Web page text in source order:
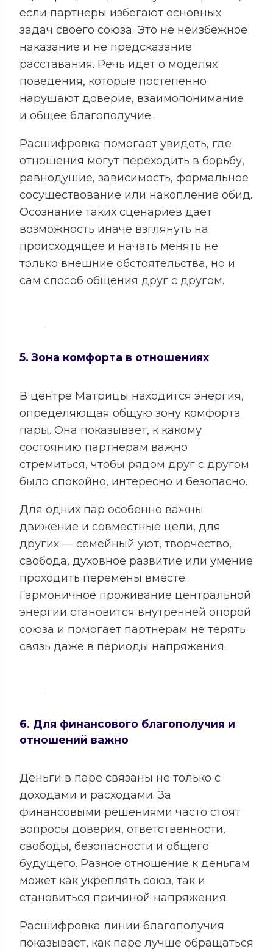
если партнеры избегают основных
задач своего союза. Это не неизбежное
наказание и не предсказание
расставания. Речь идет о моделях
поведения, которые постепенно
нарушают доверие, взаимопонимание
и общее благополучие.
Расшифровка помогает увидеть, где
отношения могут переходить в борьбу,
равнодушие, зависимость, формальное
сосуществование или накопление обид.
Осознание таких сценариев дает
возможность иначе взглянуть на
происходящее и начать менять не
только внешние обстоятельства, но и
сам способ общения друг с другом.
5. Зона комфорта в отношениях
В центре Матрицы находится энергия,
определяющая общую зону комфорта
пары. Она показывает, к какому
состоянию партнерам важно
стремиться, чтобы рядом друг с другом
было спокойно, интересно и безопасно.
Для одних пар особенно важны
движение и совместные цели, для
других — семейный уют, творчество,
свобода, духовное развитие или умение
проходить перемены вместе.
Гармоничное проживание центральной
энергии становится внутренней опорой
союза и помогает партнерам не терять
связь даже в периоды напряжения.
6. Для финансового благополучия и
отношений важно
Деньги в паре связаны не только с
доходами и расходами. За
финансовыми решениями часто стоят
вопросы доверия, ответственности,
свободы, безопасности и общего
будущего. Разное отношение к деньгам
может как укреплять союз, так и
становиться причиной напряжения.
Расшифровка линии благополучия
показывает, как паре лучше обращаться